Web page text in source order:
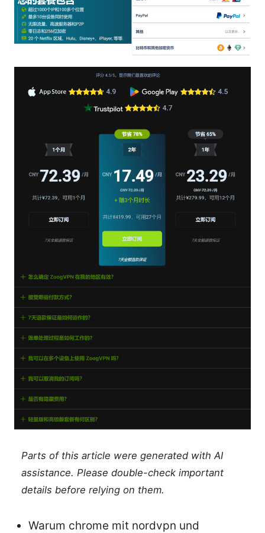
Parts of this article were generated with AI
assistance. Please double-check important
details before relying on them.
Warum chrome mit nordvpn und